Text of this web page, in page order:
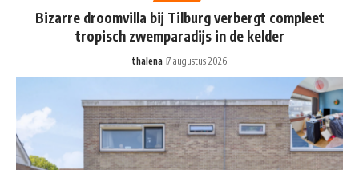
Bizarre droomvilla bij Tilburg verbergt compleet
tropisch zwemparadijs in de kelder
thalena 7 augustus 2026